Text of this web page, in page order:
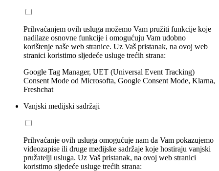
Prihvaćanjem ovih usluga možemo Vam pružiti funkcije koje
nadilaze osnovne funkcije i omogućuju Vam udobno
korištenje naše web stranice. Uz Vaš pristanak, na ovoj web
stranici koristimo sljedeće usluge trećih strana:
Google Tag Manager, UET (Universal Event Tracking)
Consent Mode od Microsofta, Google Consent Mode, Klarna,
Freshchat
Vanjski medijski sadržaji
Prihvaćanje ovih usluga omogućuje nam da Vam pokazujemo
videozapise ili druge medijske sadržaje koje hostiraju vanjski
pružatelji usluga. Uz Vaš pristanak, na ovoj web stranici
koristimo sljedeće usluge trećih strana: